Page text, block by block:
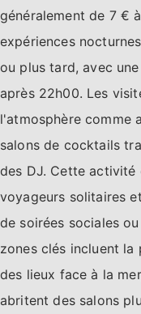
généralement de 7 €
expériences
ou plus tard, avec
après 22h00. Les
l'atmosphère comme
salons de cocktails
des DJ. Cette activité
voyageurs solitaires
de soirées sociales
zones clés incluent
des lieux face à la
abritent des salons